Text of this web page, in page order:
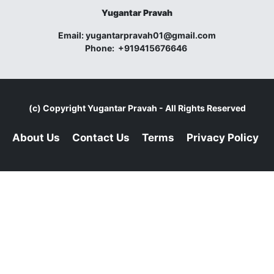
Yugantar Pravah
Email:yugantarpravah01@gmail.com
Phone: +919415676646
(c) CopyrightYugantar Pravah - All Rights Reserved
About Us Contact Us Terms Privacy Policy